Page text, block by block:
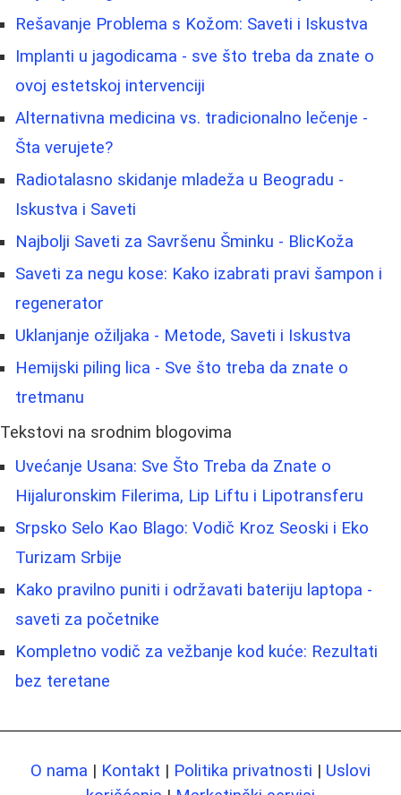
Rešavanje Problema s Kožom: Saveti i Iskustva
Implanti u jagodicama - sve što treba da znate o
ovoj estetskoj intervenciji
Alternativna medicina vs. tradicionalno lečenje -
Šta verujete?
Radiotalasno skidanje mladeža u Beogradu -
Iskustva i Saveti
Najbolji Saveti za Savršenu Šminku - BlicKoža
Saveti za negu kose: Kako izabrati pravi šampon i
regenerator
Uklanjanje ožiljaka - Metode, Saveti i Iskustva
Hemijski piling lica - Sve što treba da znate o
tretmanu
Tekstovi na srodnim blogovima
Uvećanje Usana: Sve Što Treba da Znate o
Hijaluronskim Filerima, Lip Liftu i Lipotransferu
Srpsko Selo Kao Blago: Vodič Kroz Seoski i Eko
Turizam Srbije
Kako pravilno puniti i održavati bateriju laptopa -
saveti za početnike
Kompletno vodič za vežbanje kod kuće: Rezultati
bez teretane
O nama | Kontakt | Politika privatnosti | Uslovi